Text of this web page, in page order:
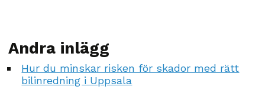
Andra inlägg
Hur du minskar risken för skador med rätt
bilinredning i Uppsala